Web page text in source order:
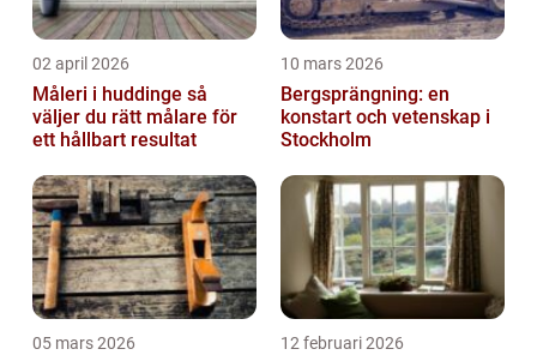
02 april 2026
Måleri i huddinge så
väljer du rätt målare för
ett hållbart resultat
10 mars 2026
Bergsprängning: en
konstart och vetenskap i
Stockholm
05 mars 2026 12 februari 2026